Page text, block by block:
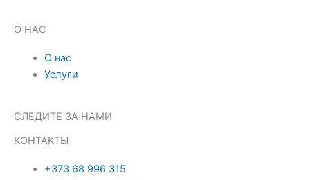
a
c
e
b
o
s
t
a
g
e
d
О НАС
О нас
Услуги
СЛЕДИТЕ ЗА НАМИ
КОНТАКТЫ
+373 68 996 315